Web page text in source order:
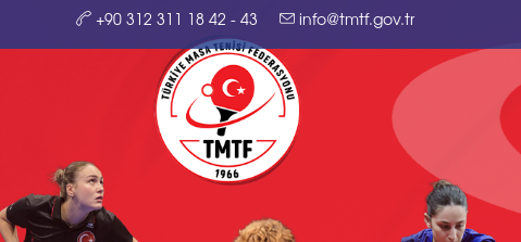
+90 312 311 18 42 - 43 info@tmtf.gov.tr